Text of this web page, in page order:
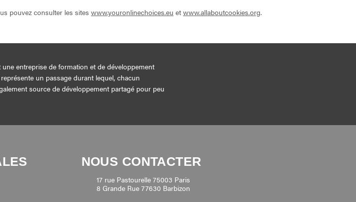
pouvez consulter les sites www.youronlinechoices.eu etwww.allaboutcookies.org.
une entreprise de formation et de développement
un passage durant lequel, chacun
source de développement partagé pour peu
NOUS CONTACTER
17 rue Pastourelle 75003 Paris
8 Grande Rue 77630 Barbizon